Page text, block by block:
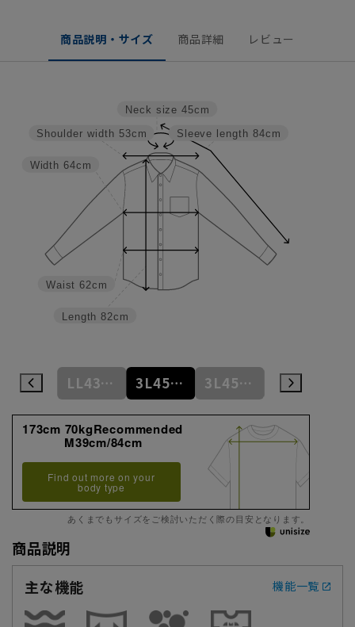
商品説明・サイズ 商品詳細 レビュー
Sleeve length 84cm
Neck size 45cm
Length 82cm
Waist 62cm
Width 64cm
Shoulder width 53cm
LL43cm/82cm LL43cm/86cm 3L45cm/84cm 3L45cm/88cm
173cm 70kgRecommended
M39cm/84cm
Find out more on your
body type
あくまでもサイズをご検討いただく際の目安となります。
商品説明
主な機能
機能一覧